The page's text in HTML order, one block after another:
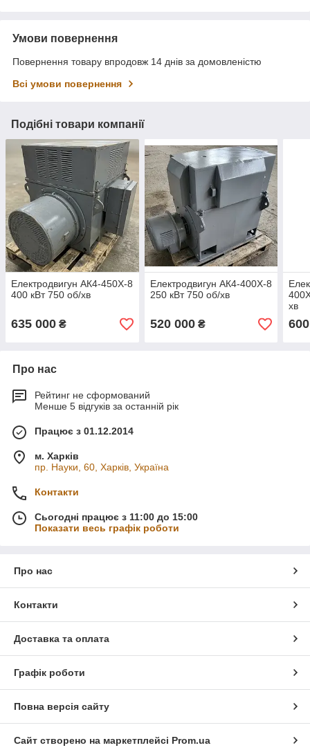
Умови повернення
Повернення товару впродовж 14 днів за домовленістю
Всі умови повернення
Подібні товари компанії
Електродвигун АК4-450X-8
400 кВт 750 об/хв
635 000 ₴
Електродвигун АК4-400Х-8
250 кВт 750 об/хв
520 000₴
хв
Про нас
Рейтинг не сформований
Менше 5 відгуків за останній рік
Працює з 01.12.2014
м. Харків
пр. Науки, 60, Харків, Україна
Контакти
Сьогодні працює з 11:00 до 15:00
Показати весь графік роботи
Про нас
Контакти
Доставка та оплата
Графік роботи
Повна версія сайту
Сайт створено на маркетплейсі Prom.ua